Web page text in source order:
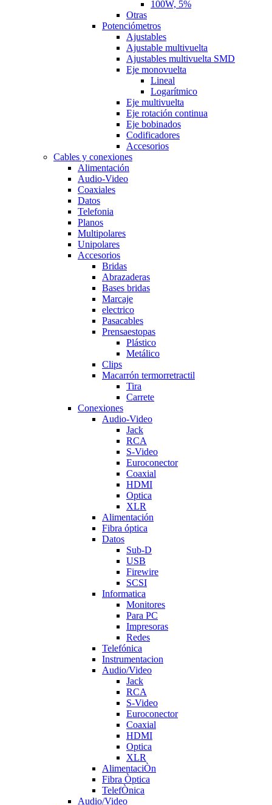
100W, 5%
Otras
Potenciómetros
Ajustables
Ajustable multivuelta
Ajustables multivuelta SMD
Eje monovuelta
Lineal
Logarítmico
Eje multivuelta
Eje rotación continua
Eje bobinados
Codificadores
Accesorios
Cables y conexiones
Alimentación
Audio-Video
Coaxiales
Datos
Telefonia
Planos
Multipolares
Unipolares
Accesorios
Bridas
Abrazaderas
Bases bridas
Marcaje
electrico
Pasacables
Prensaestopas
Plástico
Metálico
Clips
Macarrón termorretractil
Tira
Carrete
Conexiones
Audio-Video
Jack
RCA
S-Video
Euroconector
Coaxial
HDMI
Optica
XLR
Alimentación
Fibra óptica
Datos
Sub-D
USB
Firewire
SCSI
Informatica
Monitores
Para PC
Impresoras
Redes
Telefónica
Instrumentacion
Audio/Video
Jack
RCA
S-Video
Euroconector
Coaxial
HDMI
Optica
XLR
AlimentaciÒn
Fibra Òptica
TelefÒnica
Audio/Video